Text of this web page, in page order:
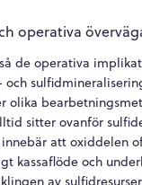
operativa
de operativa
och
olika
sitter ovanför
att oxiddelen
kassaflöde och